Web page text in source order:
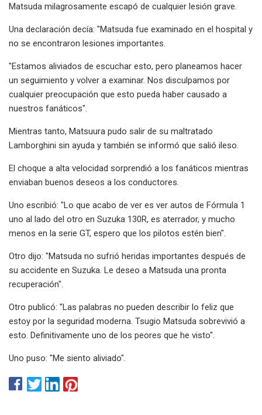
Matsuda milagrosamente escapó de cualquier lesión grave.
Una declaración decía: "Matsuda fue examinado en el hospital y
no se encontraron lesiones importantes.
"Estamos aliviados de escuchar esto, pero planeamos hacer
un seguimiento y volver a examinar. Nos disculpamos por
cualquier preocupación que esto pueda haber causado a
nuestros fanáticos".
Mientras tanto, Matsuura pudo salir de su maltratado
Lamborghini sin ayuda y también se informó que salió ileso.
El choque a alta velocidad sorprendió a los fanáticos mientras
enviaban buenos deseos a los conductores.
Uno escribió: "Lo que acabo de ver es ver autos de Fórmula 1
uno al lado del otro en Suzuka 130R, es aterrador, y mucho
menos en la serie GT, espero que los pilotos estén bien".
Otro dijo: "Matsuda no sufrió heridas importantes después de
su accidente en Suzuka. Le deseo a Matsuda una pronta
recuperación".
Otro publicó: "Las palabras no pueden describir lo feliz que
estoy por la seguridad moderna. Tsugio Matsuda sobrevivió a
esto. Definitivamente uno de los peores que he visto".
Uno puso: "Me siento aliviado".